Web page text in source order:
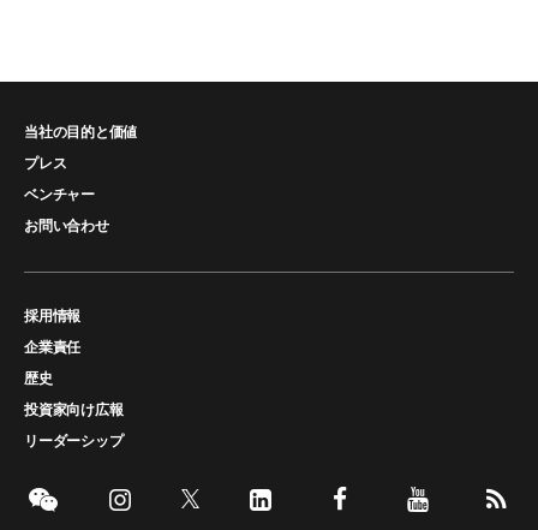
当社の目的と価値
プレス
ベンチャー
お問い合わせ
採用情報
企業責任
歴史
投資家向け広報
リーダーシップ